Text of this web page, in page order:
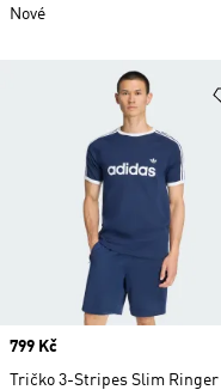
Price
799 Kč
Tričko 3-Stripes Slim Ringer
Nové